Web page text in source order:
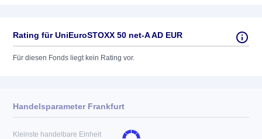
Rating für UniEuroSTOXX 50 net-A AD EUR
Für diesen Fonds liegt kein Rating vor.
Handelsparameter Frankfurt
Kleinste handelbare Einheit